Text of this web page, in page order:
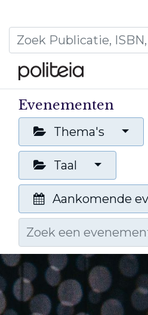
Evenementen
Thema's
Taal
Aankomende